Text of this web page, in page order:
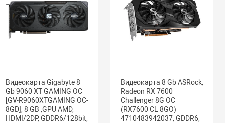
Видеокарта Gigabyte 8
Gb 9060 XT GAMING OC
[GV-R9060XTGAMING OC-
8GD], 8 GB ,GPU AMD,
HDMI/2DP, GDDR6/128bit,
Видеокарта 8 Gb ASRock,
Radeon RX 7600
Challenger 8G OC
(RX7600 CL 8GO)
4710483942037, GDDR6,